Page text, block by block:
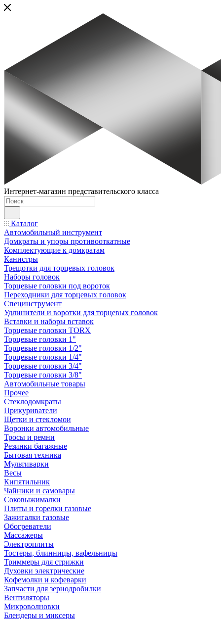
Интернет-магазин представительского класса
Каталог
Автомобильный инструмент
Домкраты и упоры противооткатные
Комплектующие к домкратам
Канистры
Трещотки для торцевых головок
Наборы головок
Торцевые головки под вороток
Переходники для торцевых головок
Специнструмент
Удлинители и воротки для торцевых головок
Вставки и наборы вставок
Торцевые головки TORX
Торцевые головки 1"
Торцевые головки 1/2"
Торцевые головки 1/4"
Торцевые головки 3/4"
Торцевые головки 3/8"
Автомобильные товары
Прочее
Стеклодомкраты
Прикуриватели
Щетки и стекломои
Воронки автомобильные
Тросы и ремни
Резинки багажные
Бытовая техника
Мультиварки
Весы
Кипятильник
Чайники и самовары
Соковыжималки
Плиты и горелки газовые
Зажигалки газовые
Обогреватели
Массажеры
Электроплиты
Тостеры, блинницы, вафельницы
Триммеры для стрижки
Духовки электрические
Кофемолки и кофеварки
Запчасти для зернодробилки
Вентиляторы
Микроволновки
Блендеры и миксеры